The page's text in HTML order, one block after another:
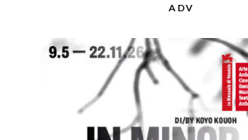
ADV